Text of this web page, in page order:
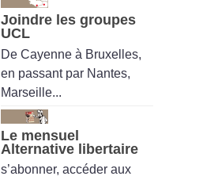
Joindre les groupes
UCL
De Cayenne à Bruxelles,
en passant par Nantes,
Marseille...
Le mensuel
Alternative libertaire
s’abonner, accéder aux